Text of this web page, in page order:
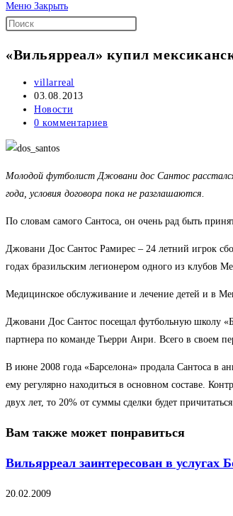
Меню Закрыть
«Вильярреал» купил
Автор
записи:
villarreal
Запись
опубликована:
03.08.2013
Рубрика
записи:
Новости
Комментарии
записи:
0 комментариев
Молодой футболист Джовани дос Сантос
года, условия договора пока не разглашаются.
По словам самого Сантоса, он очень рад быть
Джовани Дос Сантос Рамирес – 24 летний игрок
годах бразильским легионером одного из клубов
Медицинское обслуживание и лечение детей и в
Джовани Дос Сантос посещал футбольную школу
партнера по команде Тьерри Анри. Всего в своем
В июне 2008 года «Барселона» продала Сантоса в
ему регулярно находиться в основном составе.
двух лет, то 20% от суммы сделки будет
Вам также может понравиться
Вильярреал заинтересован в услугах
20.02.2009